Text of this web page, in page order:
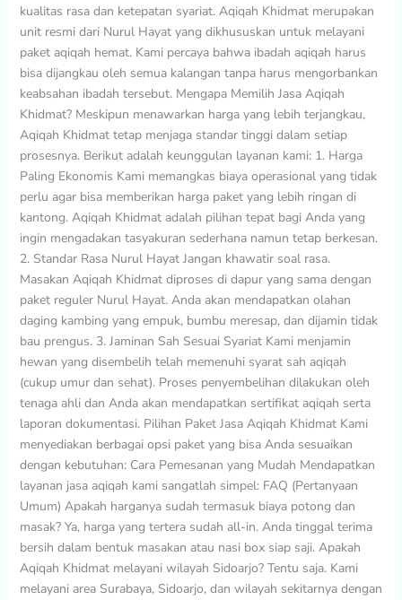
kualitas rasa dan ketepatan syariat. Aqiqah Khidmat merupakan
unit resmi dari Nurul Hayat yang dikhususkan untuk melayani
paket aqiqah hemat. Kami percaya bahwa ibadah aqiqah harus
bisa dijangkau oleh semua kalangan tanpa harus mengorbankan
keabsahan ibadah tersebut. Mengapa Memilih Jasa Aqiqah
Khidmat? Meskipun menawarkan harga yang lebih terjangkau,
Aqiqah Khidmat tetap menjaga standar tinggi dalam setiap
prosesnya. Berikut adalah keunggulan layanan kami: 1. Harga
Paling Ekonomis Kami memangkas biaya operasional yang tidak
perlu agar bisa memberikan harga paket yang lebih ringan di
kantong. Aqiqah Khidmat adalah pilihan tepat bagi Anda yang
ingin mengadakan tasyakuran sederhana namun tetap berkesan.
2. Standar Rasa Nurul Hayat Jangan khawatir soal rasa.
Masakan Aqiqah Khidmat diproses di dapur yang sama dengan
paket reguler Nurul Hayat. Anda akan mendapatkan olahan
daging kambing yang empuk, bumbu meresap, dan dijamin tidak
bau prengus. 3. Jaminan Sah Sesuai Syariat Kami menjamin
hewan yang disembelih telah memenuhi syarat sah aqiqah
(cukup umur dan sehat). Proses penyembelihan dilakukan oleh
tenaga ahli dan Anda akan mendapatkan sertifikat aqiqah serta
laporan dokumentasi. Pilihan Paket Jasa Aqiqah Khidmat Kami
menyediakan berbagai opsi paket yang bisa Anda sesuaikan
dengan kebutuhan: Cara Pemesanan yang Mudah Mendapatkan
layanan jasa aqiqah kami sangatlah simpel: FAQ (Pertanyaan
Umum) Apakah harganya sudah termasuk biaya potong dan
masak? Ya, harga yang tertera sudah all-in. Anda tinggal terima
bersih dalam bentuk masakan atau nasi box siap saji. Apakah
Aqiqah Khidmat melayani wilayah Sidoarjo? Tentu saja. Kami
melayani area Surabaya, Sidoarjo, dan wilayah sekitarnya dengan